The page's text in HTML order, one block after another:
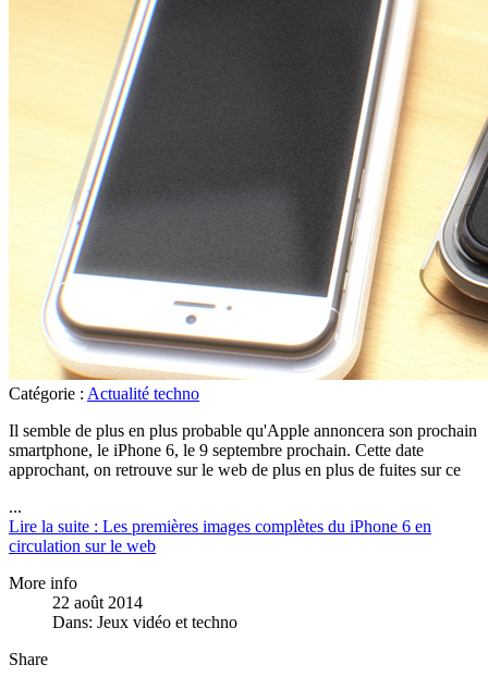
Catégorie : Actualité techno
Il semble de plus en plus probable qu'Apple annoncera son prochain
smartphone, le iPhone 6, le 9 septembre prochain. Cette date
approchant, on retrouve sur le web de plus en plus de fuites sur ce
...
Lire la suite : Les premières images complètes du iPhone 6 en
circulation sur le web
More info
22 août 2014
Dans: Jeux vidéo et techno
Share